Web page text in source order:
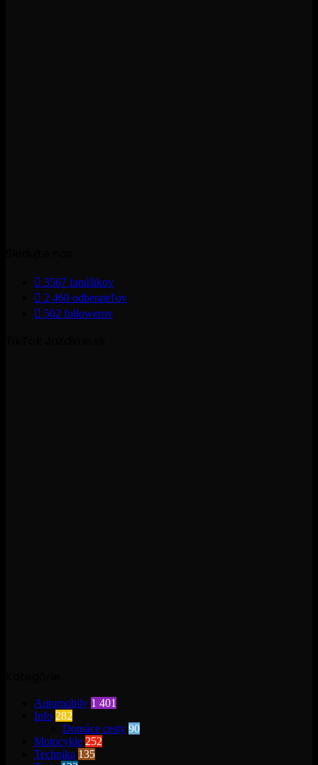
3567 fanúšikov
2 460 odberateľov
502 followerov
Automobily 1 401
Info 282
Domáce cesty 90
Motocykle 252
Technika 135